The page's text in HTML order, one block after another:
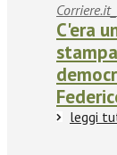
C'era
stampa
leggi